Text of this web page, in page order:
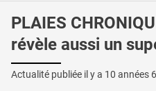
PLAIES
révèle aussi un
Actualité publiée il y a 10 années